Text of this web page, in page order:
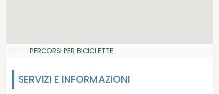
PERCORSI PER BICICLETTE
SERVIZI E INFORMAZIONI